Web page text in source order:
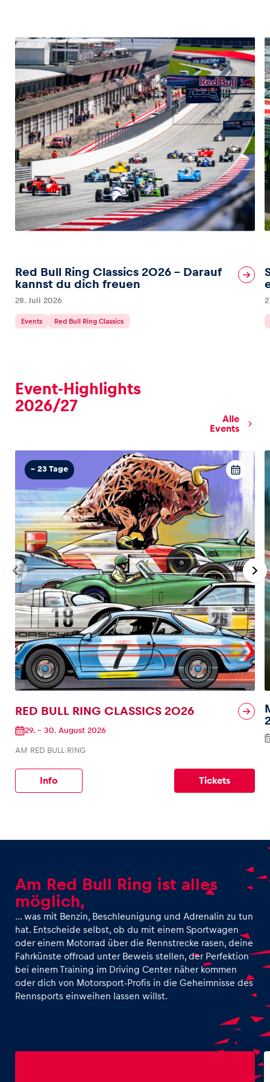
Fahrzeug
Alle anzeigen
Business
Alle anzeigen
Glossar
Red Bull Ring Classics 2026 – Darauf
kannst du dich freuen
28. Juli 2026
Events Red Bull Ring Classics
Event-Highlights
2026/27
Alle
Events
– 23 Tage
RED BULL RING CLASSICS 2026
29. – 30. August 2026
AM RED BULL RING
Info Tickets
Am Red Bull Ring ist alles
möglich,
… was mit Benzin, Beschleunigung und Adrenalin zu tun
hat. Entscheide selbst, ob du mit einem Sportwagen
oder einem Motorrad über die Rennstrecke rasen, deine
Fahrkünste offroad unter Beweis stellen, der Perfektion
bei einem Training im Driving Center näher kommen
oder dich von Motorsport-Profis in die Geheimnisse des
Rennsports einweihen lassen willst.